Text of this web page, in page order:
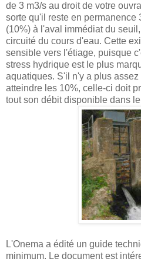
de 3 m3/s au droit de votre
sorte qu'il reste en permanence
(10%) à l'aval immédiat du
circuité du cours d'eau. Cette
sensible vers l'étiage, puisque
stress hydrique est le plus
aquatiques. S'il n'y a plus
atteindre les 10%, celle-ci doit
tout son débit disponible dans
L'Onema a édité un guide
minimum. Le document est